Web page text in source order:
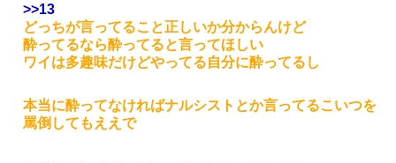
>>13
どっちが言ってること正しいか分からんけど
酔ってるなら酔ってると言ってほしい
ワイは多趣味だけどやってる自分に酔ってるし
本当に酔ってなければナルシストとか言ってるこいつを
罵倒してもええで